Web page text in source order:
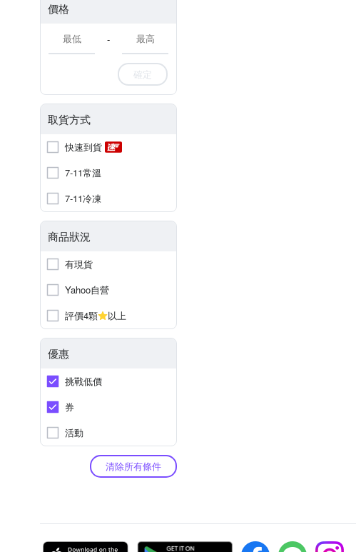
價格
-
確定
取貨方式
快速到貨
7-11常溫
7-11冷凍
商品狀況
有現貨
Yahoo自營
評價4顆
以上
優惠
挑戰低價
券
活動
清除所有條件